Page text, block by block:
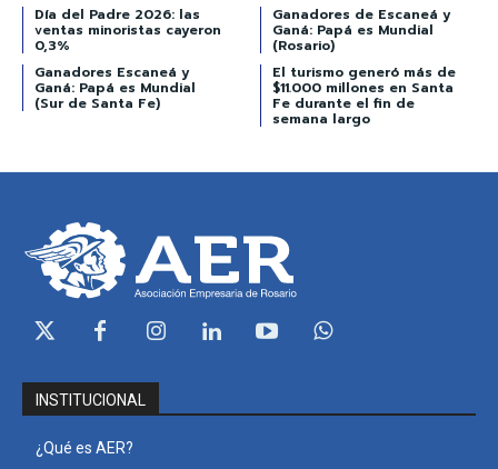
Día del Padre 2026: las
ventas minoristas cayeron
0,3%
Ganadores de Escaneá y
Ganá: Papá es Mundial
(Rosario)
Ganadores Escaneá y
Ganá: Papá es Mundial
(Sur de Santa Fe)
El turismo generó más de
$11.000 millones en Santa
Fe durante el fin de
semana largo
INSTITUCIONAL
¿Qué es AER?